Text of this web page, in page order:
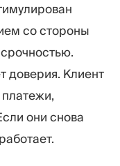
со стороны
доверия. Клиент
они снова